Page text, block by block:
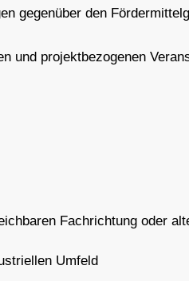
gegenüber den
und projektbezogenen
Fachrichtung oder
Umfeld